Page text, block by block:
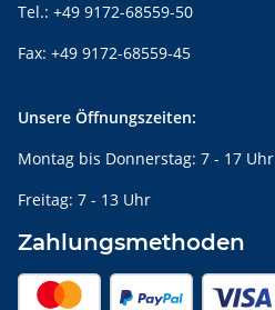
Tel.: +49 9172-68559-50
Fax: +49 9172-68559-45
Unsere Öffnungszeiten:
Montag bis Donnerstag: 7 - 17 Uhr
Freitag: 7 - 13 Uhr
Zahlungsmethoden